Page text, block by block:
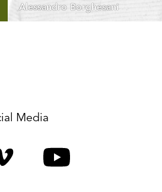
Alessandro Borghesani
Media